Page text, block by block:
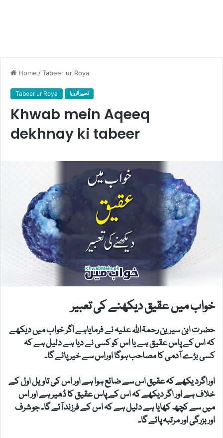
Home /Tabeer ur Roya
Tabeer ur Roya تعبیر الرویا
Khwab mein Aqeeq
dekhnay ki tabeer
خواب میں عقیق دیکھنے کی تعبیر
حضرت ابن سیرین رحمۃاللہ علیہ نے فرمایاہے اگر خواب میں دیکھے
کہ اس کے پاس عقیق ہے یا اس کو کسی نے دیا ہے دلیل ہے کہ
کسی بڑے آدمی کا مصاحب ہوگا اوراس سے خیر پائے گا۔
اوراگرد یکھے کہ عقیق اس سے ضائع ہوا ہے اور اس کی تاویل اول کے
خلاف ہے اور اگر دیکھے کہ اس کے پاس عقیق کا ڈھیر ہے اور اس
میں سے کچھ کھایا ہے دلیل ہے کہ اس کے فرزند آئے گا۔ جو شرف
اور بزرگی اور مرتبہ پائے گا۔